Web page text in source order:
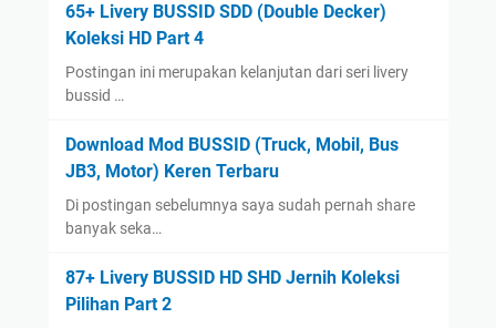
65+ Livery BUSSID SDD (Double Decker)
Koleksi HD Part 4
Postingan ini merupakan kelanjutan dari seri livery
bussid …
Download Mod BUSSID (Truck, Mobil, Bus
JB3, Motor) Keren Terbaru
Di postingan sebelumnya saya sudah pernah share
banyak seka…
87+ Livery BUSSID HD SHD Jernih Koleksi
Pilihan Part 2